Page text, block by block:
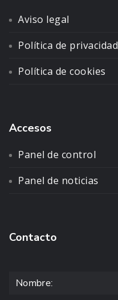
Aviso legal
Política de privacidad
Política de cookies
Accesos
Panel de control
Panel de noticias
Contacto